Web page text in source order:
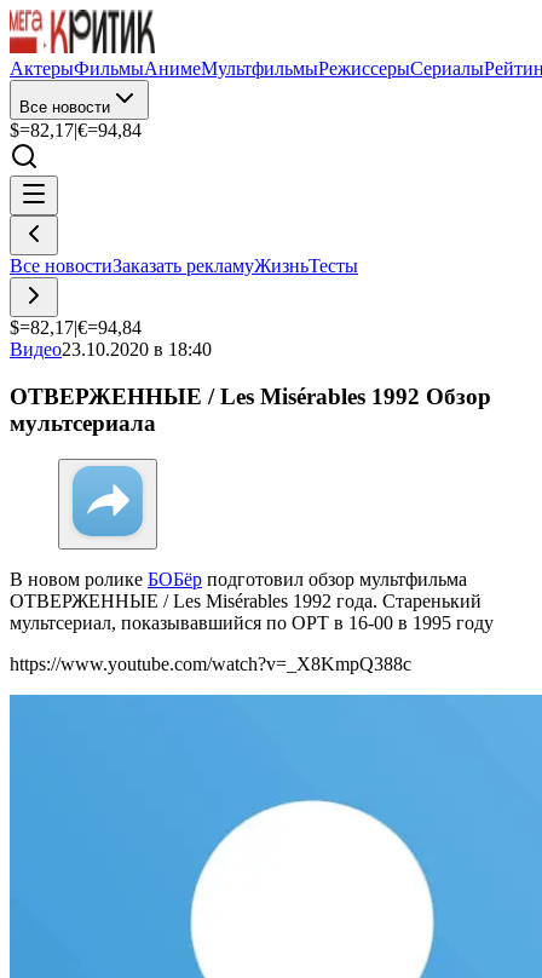
АктерыФильмыАнимеМультфильмыРежиссерыСериалы
Все новости
$=82,17|€=94,84
Все новостиЗаказать рекламуЖизньТесты
$=82,17|€=94,84
Видео23.10.2020 в 18:40
ОТВЕРЖЕННЫЕ / Les Misérables 1992 Обзор
мультсериала
В новом ролике БОБёр подготовил обзор мультфильма
ОТВЕРЖЕННЫЕ / Les Misérables 1992 года. Старенький
мультсериал, показывавшийся по ОРТ в 16-00 в 1995 году
https://www.youtube.com/watch?v=_X8KmpQ388c